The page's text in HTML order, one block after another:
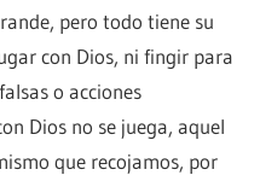
pero todo tiene su
con Dios, ni fingir para
o acciones
Dios no se juega, aquel
que recojamos, por